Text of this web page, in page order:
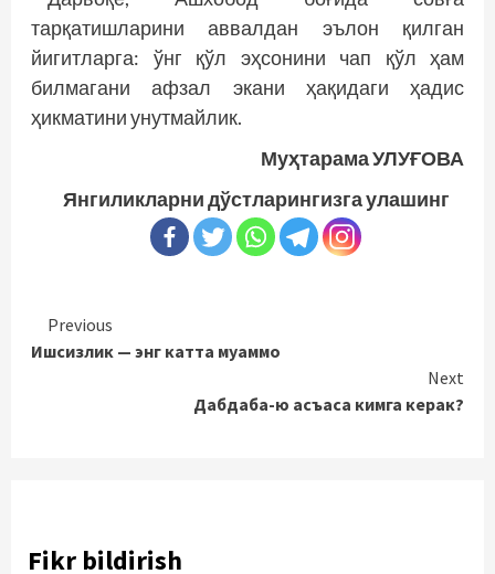
тарқатишларини аввалдан эълон қилган
йигитларга: ўнг қўл эҳсонини чап қўл ҳам
билмагани афзал экани ҳақидаги ҳадис
ҳикматини унутмайлик.
Муҳтарама УЛУҒОВА
Янгиликларни дўстларингизга улашинг
Continue
Reading
Previous
Ишсизлик — энг катта муаммо
Next
Дабдаба-ю асъаса кимга керак?
Fikr bildirish